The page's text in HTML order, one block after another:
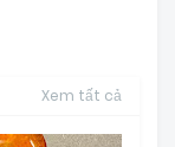
Xem tất cả